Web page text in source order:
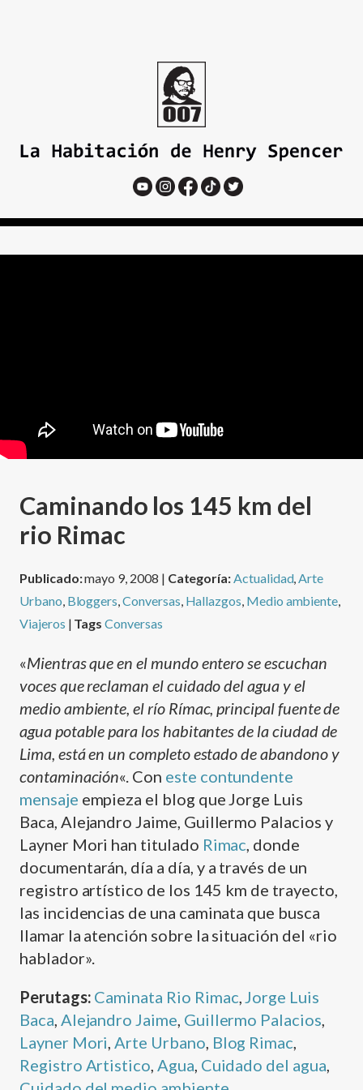
Caminando los 145 km del
rio Rimac
Publicado:mayo 9, 2008 | Categoría: Actualidad, Arte
Urbano Bloggers ,Conversas Hallazgos Medio ambiente
Viajeros | TagsConversas
«Mientras que en el mundo entero se escuchan
voces que reclaman el cuidado del agua y el
medio ambiente, el rí­o Rí­mac, principal fuente de
agua potable para los habitantes de la ciudad de
Lima, está en un completo estado de abandono y
contaminación«. Con este contundente
mensaje empieza el blog que Jorge Luis
Baca, Alejandro Jaime, Guillermo Palacios y
Layner Mori han titulado Rimac , donde
documentarán, dí­a a dí­a, y a través de un
registro artí­stico de los 145 km de trayecto,
las incidencias de una caminata que busca
llamar la atención sobre la situación del «rio
hablador».
Perutags: Caminata Rio Rimac Jorge Luis
Baca Alejandro Jaime Guillermo Palacios
Layner Mori Arte Urbano Blog Rimac
Registro Artistico Agua Cuidado del agua